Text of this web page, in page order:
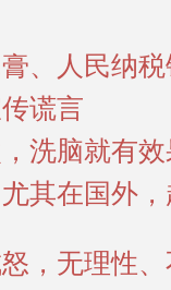
、人民纳
谎言
洗脑就有效
其在国外
，无理性